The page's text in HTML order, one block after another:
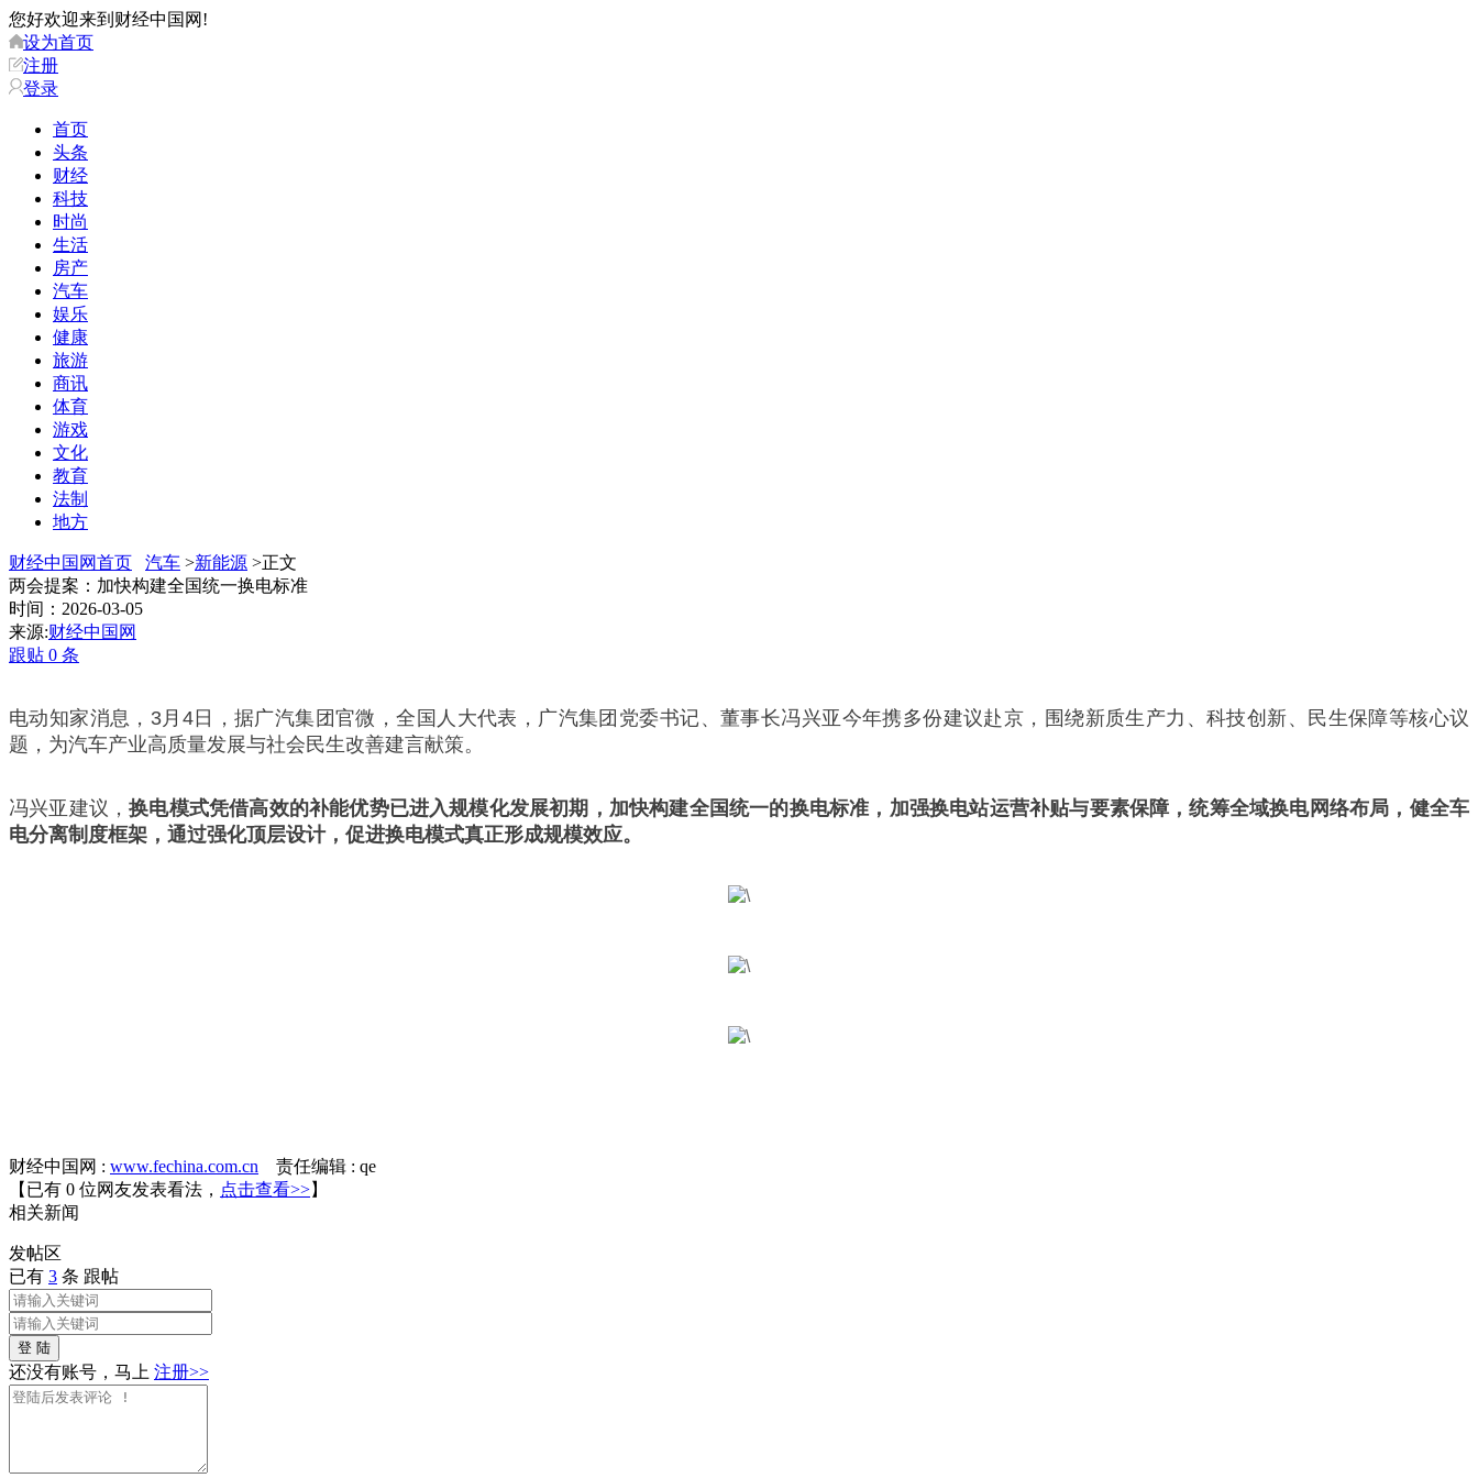
您好欢迎来到财经中国网!
设为首页
注册
登录
首页
头条
财经
科技
时尚
生活
房产
汽车
娱乐
健康
旅游
商讯
体育
游戏
文化
教育
法制
地方
财经中国网首页 汽车 >新能源 >正文
两会提案：加快构建全国统一换电标准
时间：2026-03-05
来源:财经中国网
跟贴 0 条
电动知家消息，3月4日，据广汽集团官微，全国人大代表，广汽集团党委书记、董事长冯兴亚今年携多份建议赴京，围绕新质生产力、科技创新、民生保障等核心议
题，为汽车产业高质量发展与社会民生改善建言献策。
冯兴亚建议，换电模式凭借高效的补能优势已进入规模化发展初期， 加快构建全国统一的换电标准，加强换电站运营补贴与要素保障，统筹全域换电网络布局，健全车
电分离制度框架，通过强化顶层设计，促进换电模式真正形成规模效应。
财经中国网 : www.fechina.com.cn 责任编辑 : qe
【已有 0 位网友发表看法， 点击查看>>】
相关新闻
发帖区
已有 3 条 跟帖
登 陆
还没有账号，马上 注册>>